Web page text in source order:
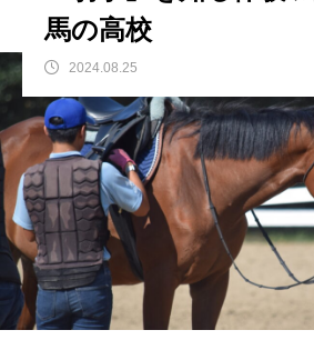
馬の高校
2024.08.25